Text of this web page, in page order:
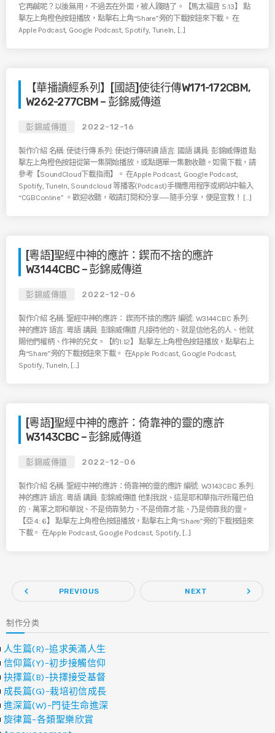
它再鹹呢？以後無用，不過丟在外面，被人踐踏了。【馬太福音 5:13】 點
擊左上角橙色按鈕播放，點擊右上角“Share”旁的下載按鈕來下載。 在
Apple Podcast, Google Podcast, Spotify, TuneIn, […]
【華播讀經系列】[國語]使徒行傳W171-172CBM,
W262-277CBM – 彭錦威傳道
彭錦威傳道 2022-12-16
製作介紹 名稱: 使徒行傳 系列: 使徒行傳研讀 語言: 國語 講員: 彭錦威傳道 點
擊左上角橙色按鈕從第一集開始播放，或點選單一集數收聽。如需下載，請
參考【SoundCloud下載指南】。 在Apple Podcast, Google Podcast,
Spotify, TuneIn, Soundcloud 等播客(Podcast)手機應用程序或網站中輸入
“CGBConline” 。歡迎收聽，敬請訂閱和分享——隨手分享，便是宣教！ […]
[粵語]聖經中神的應許：鍥而不捨的應許
W3144CBC – 彭錦威傳道
彭錦威傳道 2022-12-06
製作介紹 名稱: 聖經中神的應許： 鍥而不捨的應許 編號: W3144CBC 系列:
神的應許 語言: 粵語 講員: 彭錦威傳道 凡接待他的、就是信他名的人、他就
賜他們權柄、作神的兒女。【約1:12】 點擊左上角橙色按鈕播放，點擊右上
角“Share”旁的下載按鈕來下載。 在Apple Podcast, Google Podcast,
Spotify, TuneIn, […]
[粵語]聖經中神的應許：倚靠神的靈的應許
W3143CBC – 彭錦威傳道
彭錦威傳道 2022-12-06
製作介紹 名稱: 聖經中神的應許：倚靠神的靈的應許 編號: W3143CBC 系列:
神的應許 語言: 粵語 講員: 彭錦威傳道 他對我說、這是耶和華指示所羅巴伯
的．萬軍之耶和華說、不是倚靠勢力、不是倚靠才能、乃是倚靠我的靈。
【亞 4: 6】 點擊左上角橙色按鈕播放，點擊右上角“Share”旁的下載按鈕來
下載。 在Apple Podcast, Google Podcast, Spotify, […]
navigate_before PREVIOUS NEXT navigate_next
制作分类
人生篇(R)–追求美滿人生
信仰篇(Y)–初步接觸信仰
抉擇篇(B)–抉擇接受基督
成長篇(G)–栽培初信成長
進深篇(W)–門徒生命進深
旋律篇–各類聖樂欣賞